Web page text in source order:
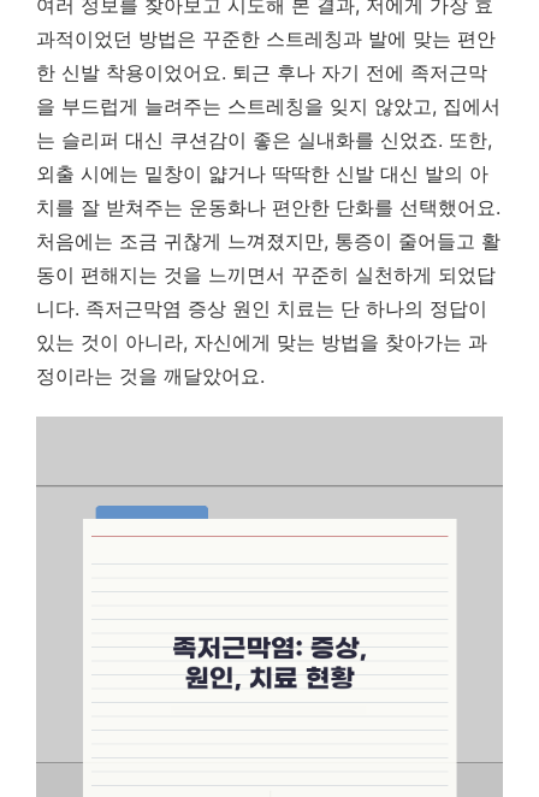
여러 정보를 찾아보고 시도해 본 결과, 저에게 가장 효
과적이었던 방법은 꾸준한 스트레칭과 발에 맞는 편안
한 신발 착용이었어요. 퇴근 후나 자기 전에 족저근막
을 부드럽게 늘려주는 스트레칭을 잊지 않았고, 집에서
는 슬리퍼 대신 쿠션감이 좋은 실내화를 신었죠. 또한,
외출 시에는 밑창이 얇거나 딱딱한 신발 대신 발의 아
치를 잘 받쳐주는 운동화나 편안한 단화를 선택했어요.
처음에는 조금 귀찮게 느껴졌지만, 통증이 줄어들고 활
동이 편해지는 것을 느끼면서 꾸준히 실천하게 되었답
니다. 족저근막염 증상 원인 치료는 단 하나의 정답이
있는 것이 아니라, 자신에게 맞는 방법을 찾아가는 과
정이라는 것을 깨달았어요.